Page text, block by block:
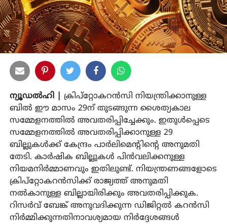
ന്യൂഡല്‍ഹി |
ക്രിപ്‌റ്റോകറന്‍സി നിയന്ത്രിക്കാനുള്ള
ബില്‍ ഈ മാസം 29ന് തുടങ്ങുന്ന ശൈത്യകാല
സമ്മേളനത്തില്‍ അവതരിപ്പിച്ചേക്കും. ഇതുള്‍പ്പെടെ
സമ്മേളനത്തില്‍ അവതരിപ്പിക്കാനുള്ള 29
ബില്ലുകള്‍ക്ക് കേന്ദ്രം പാര്‍ലിമെന്റിന്റെ അനുമതി
തേടി. കാര്‍ഷിക ബില്ലുകള്‍ പിന്‍വലിക്കനുള്ള
നിയമനിര്‍മ്മാണവും ഇതിലുണ്ട്. നിയന്ത്രണങ്ങളോടെ
ക്രിപ്‌റ്റോകറന്‍സിക്ക് രാജ്യത്ത് അനുമതി
നല്‍കാനുള്ള ബില്ലായിരിക്കും അവതരിപ്പിക്കുക.
റിസര്‍വ് ബേങ്ക് അനുവദിക്കുന്ന ഡിജിറ്റല്‍ കറന്‍സി
നിര്‍മ്മിക്കുന്നതിനാവശ്യമായ നിര്‍ദ്ദേശങ്ങള്‍